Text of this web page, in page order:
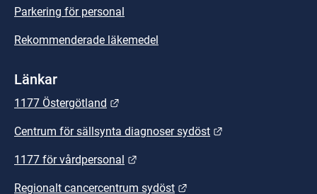
Parkering för personal
Rekommenderade läkemedel
Länkar
1177 Östergötland
Centrum för sällsynta diagnoser sydöst
1177 för vårdpersonal
Regionalt cancercentrum sydöst